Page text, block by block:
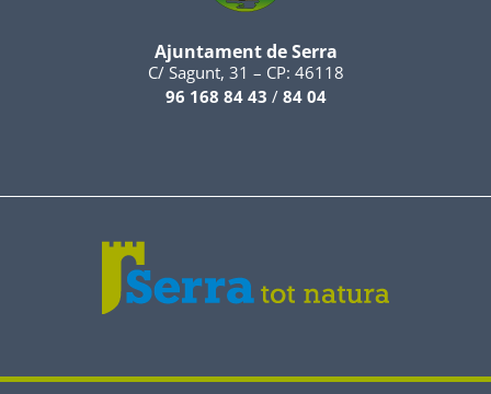
Ajuntament de Serra
C/ Sagunt, 31 – CP: 46118
96 168 84 43 / 84 04